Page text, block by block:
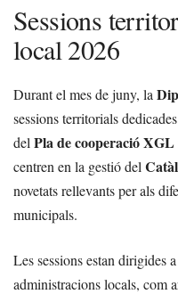
Sessions
local 2026
Durant el mes de juny, la
sessions territorials
del Pla de cooperació XGL
centren en la gestió del
novetats rellevants per als
municipals.
Les sessions estan dirigides
administracions locals, com